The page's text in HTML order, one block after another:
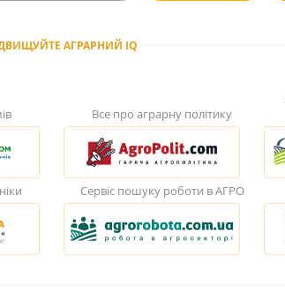
АГРАРНИЙ IQ
Все про аграрну політику
Сервіс пошуку роботи в АГРО